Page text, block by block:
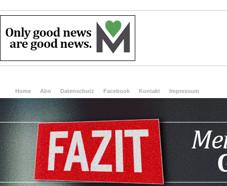
Home Abo Datenschutz Facebook Kontakt Impressum